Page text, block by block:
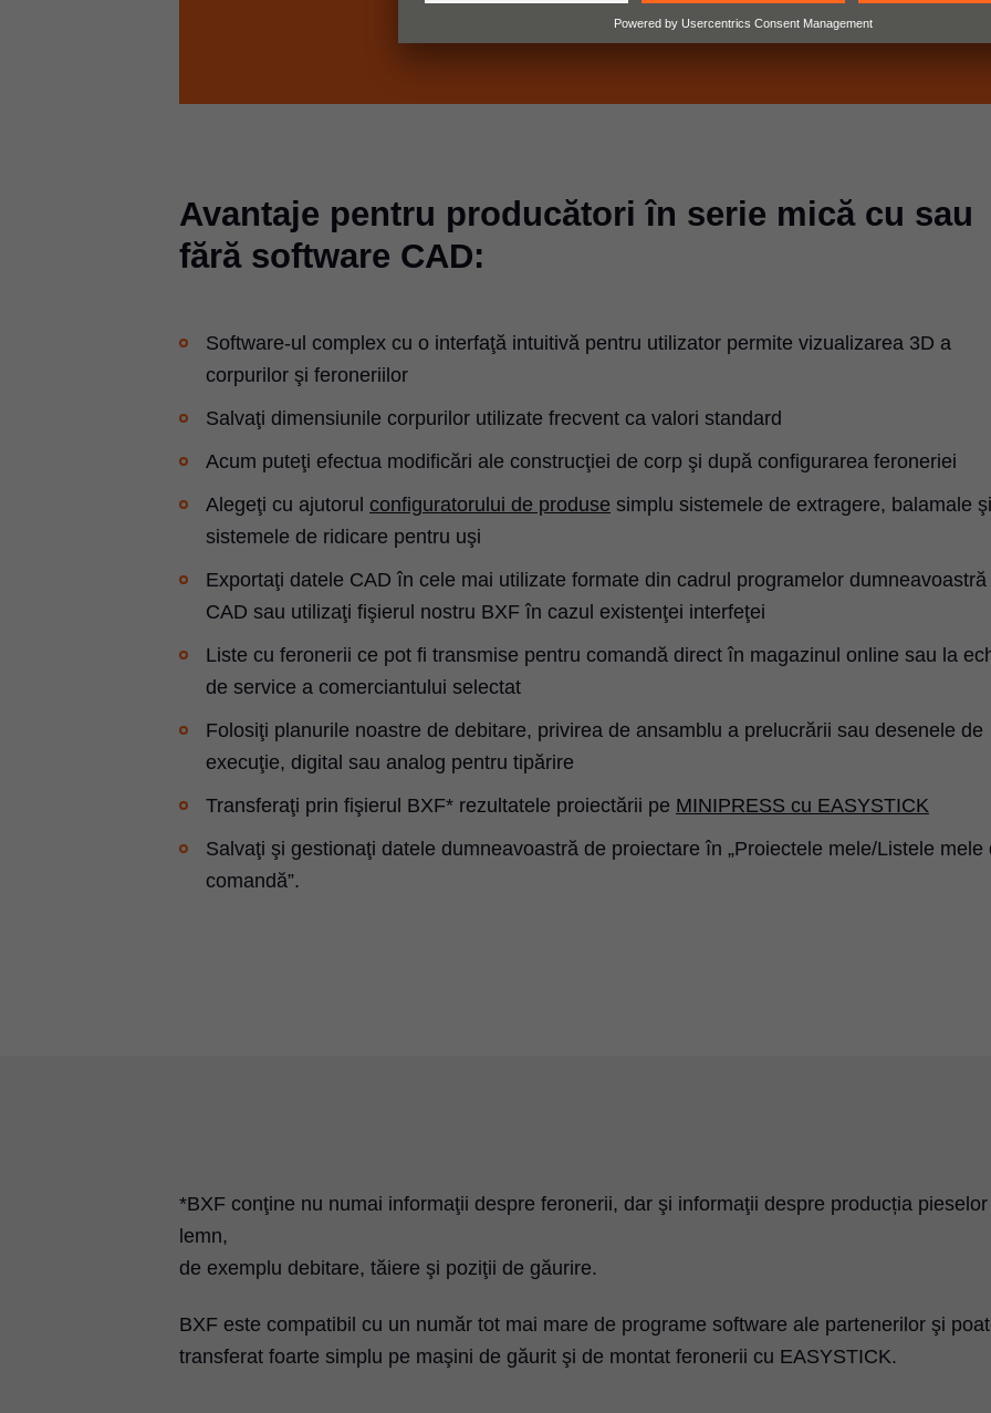
Avantaje pentru producători în serie mică cu sau
fără software CAD:
Software-ul complex cu o interfaţă intuitivă pentru utilizator permite vizualizarea 3D a
corpurilor şi feroneriilor
Salvaţi dimensiunile corpurilor utilizate frecvent ca valori standard
Acum puteţi efectua modificări ale construcţiei de corp şi după configurarea feroneriei
Alegeţi cu ajutorul configuratorului de produse simplu sistemele de extragere, balamale şi
sistemele de ridicare pentru uşi
Exportaţi datele CAD în cele mai utilizate formate din cadrul programelor dumneavoastră
CAD sau utilizaţi fişierul nostru BXF în cazul existenţei interfeţei
Liste cu feronerii ce pot fi transmise pentru comandă direct în magazinul online sau la
de service a comerciantului selectat
Folosiţi planurile noastre de debitare, privirea de ansamblu a prelucrării sau desenele de
execuţie, digital sau analog pentru tipărire
Transferaţi prin fişierul BXF* rezultatele proiectării pe MINIPRESS cu EASYSTICK
Salvaţi şi gestionaţi datele dumneavoastră de proiectare în „Proiectele mele/Listele mele
comandă”.
*BXF conţine nu numai informaţii despre feronerii, dar şi informaţii despre producția
lemn,
de exemplu debitare, tăiere şi poziţii de găurire.
BXF este compatibil cu un număr tot mai mare de programe software ale partenerilor şi
transferat foarte simplu pe maşini de găurit şi de montat feronerii cu EASYSTICK.